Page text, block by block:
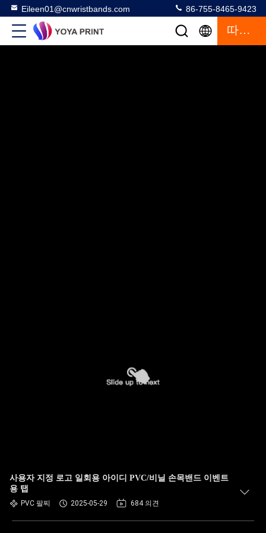
Eileen01@cnwristbands.com 86-755-8465-9423
따옴표
사용자 지정 로고 일회용 아이디 PVC/비닐 손목밴드 이벤트
용 탭
PVC 팔찌 2025-05-29 684 의견